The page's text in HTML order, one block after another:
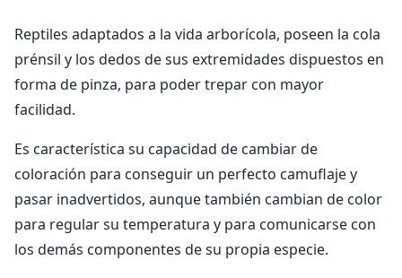
Reptiles adaptados a la vida arborícola, poseen la cola
prénsil y los dedos de sus extremidades dispuestos en
forma de pinza, para poder trepar con mayor
facilidad.
Es característica su capacidad de cambiar de
coloración para conseguir un perfecto camuflaje y
pasar inadvertidos, aunque también cambian de color
para regular su temperatura y para comunicarse con
los demás componentes de su propia especie.